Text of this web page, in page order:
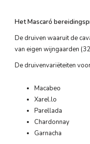
Het Mascaró
De druiven waaruit de
van eigen wijngaarden
De druivenvariëteiten
Macabeo
Xarel.lo
Parellada
Chardonnay
Garnacha